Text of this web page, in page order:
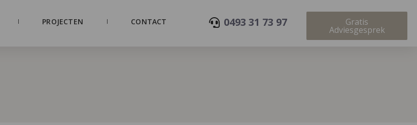
PROJECTEN CONTACT 0493 31 73 97 Gratis
Adviesgesprek